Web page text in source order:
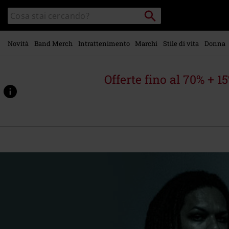
contenuto
principale
Cerca
nel
catalogo
Cerca
Punto
di
ritiro
Novità Band Merch Intrattenimento Marchi Stile di vita Donna
Offerte fino al 70% +